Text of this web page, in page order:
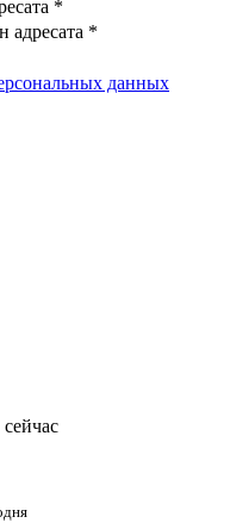
*
адресата *
данных